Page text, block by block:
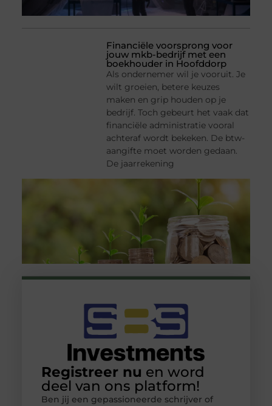
Financiële voorsprong voor
jouw mkb-bedrijf met een
boekhouder in Hoofddorp
Als ondernemer wil je vooruit. Je
wilt groeien, betere keuzes
maken en grip houden op je
bedrijf. Toch gebeurt het vaak dat
financiële administratie vooral
achteraf wordt bekeken. De btw-
aangifte moet worden gedaan.
De jaarrekening
Registreer nu en word
deel van ons platform!
Ben jij een gepassioneerde schrijver of